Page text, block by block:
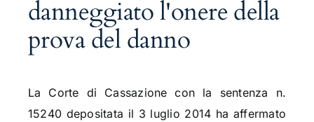
danneggiato l'onere della
prova del danno
La Corte di Cassazione con la sentenza n.
15240 depositata il 3 luglio 2014 ha affermato